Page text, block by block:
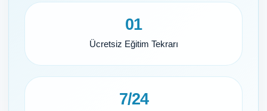
01
Ücretsiz Eğitim Tekrarı
7/24